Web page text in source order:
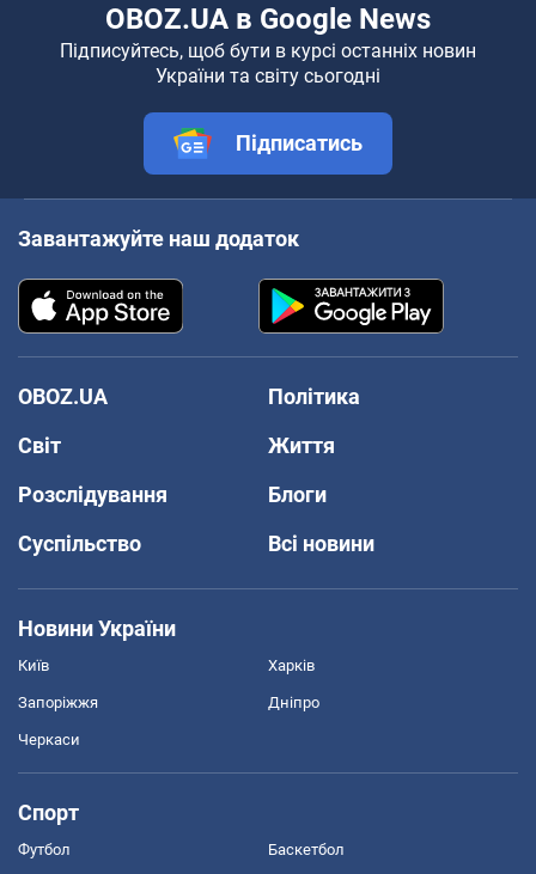
OBOZ.UA в Google News
Підписуйтесь, щоб бути в курсі останніх новин
України та світу сьогодні
Підписатись
Завантажуйте наш додаток
OBOZ.UA
Політика
Світ
Життя
Розслідування
Блоги
Суспільство
Всі новини
Новини України
Київ Харків
Запоріжжя Дніпро
Черкаси
Спорт
Футбол Баскетбол